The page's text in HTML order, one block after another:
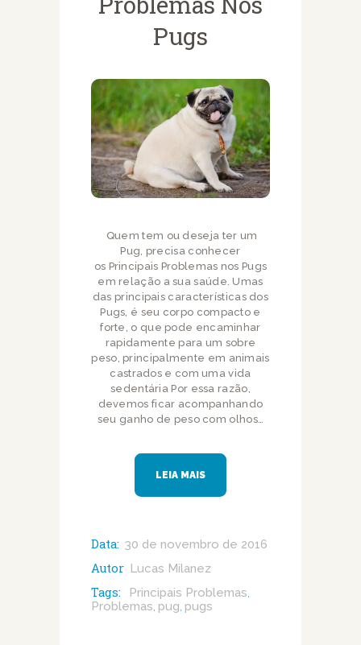
Pugs
Quem tem ou deseja ter um
Pug, precisa conhecer
os Principais Problemas nos Pugs
em relação a sua saúde. Umas
das principais características dos
Pugs, é seu corpo compacto e
forte, o que pode encaminhar
rapidamente para um sobre
peso, principalmente em animais
castrados e com uma vida
sedentária Por essa razão,
devemos ficar acompanhando
seu ganho de peso com olhos…
LEIA MAIS
Data: 30 de novembro de 2016
Autor Lucas Milanez
Tags: Principais Problemas
Problemas pug pugs